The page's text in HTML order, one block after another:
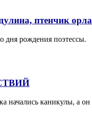
птенчик
дня рождения
начались каникулы, а он